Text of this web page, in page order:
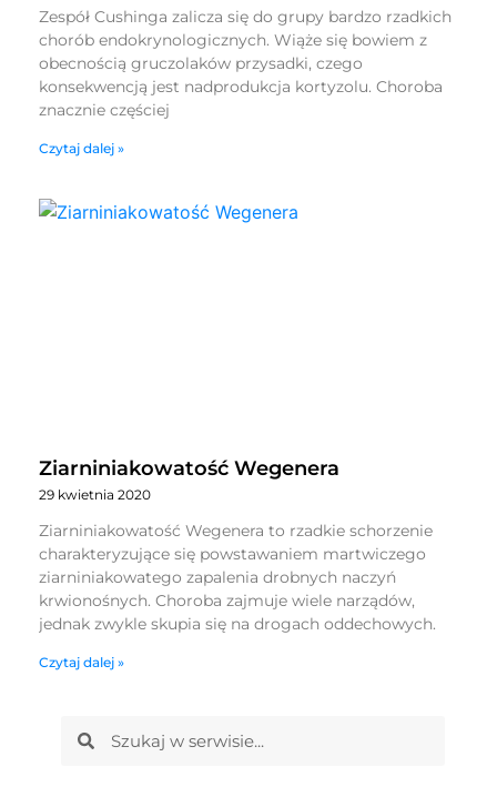
Zespół Cushinga zalicza się do grupy bardzo rzadkich
chorób endokrynologicznych. Wiąże się bowiem z
obecnością gruczolaków przysadki, czego
konsekwencją jest nadprodukcja kortyzolu. Choroba
znacznie częściej
Czytaj dalej »
Ziarniniakowatość Wegenera
29 kwietnia 2020
Ziarniniakowatość Wegenera to rzadkie schorzenie
charakteryzujące się powstawaniem martwiczego
ziarniniakowatego zapalenia drobnych naczyń
krwionośnych. Choroba zajmuje wiele narządów,
jednak zwykle skupia się na drogach oddechowych.
Czytaj dalej »